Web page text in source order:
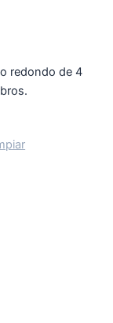
redondo de 4